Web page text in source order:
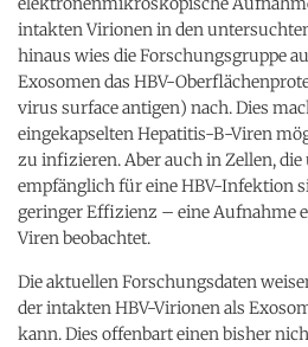
intakten Virionen in den
hinaus wies die Forschungsgruppe
Exosomen das HBV-
virus surface antigen) nach. Dies
eingekapselten Hepatitis-B-Viren
zu infizieren. Aber auch in Zellen,
empfänglich für eine HBV-Infektion
geringer Effizienz – eine Aufnahme
Viren beobachtet.
Die aktuellen Forschungsdaten
der intakten HBV-Virionen als
kann. Dies offenbart einen bisher